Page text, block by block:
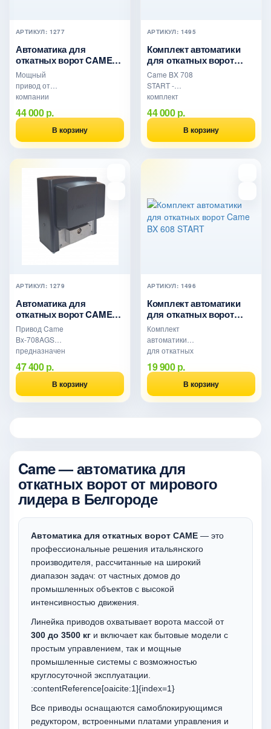
АРТИКУЛ: 1277
Автоматика для
откатных ворот CAME
BX 608AGS
Мощный
привод от
компании
Came для
тяжелых ворот
весом до 800 кг
и шириной
створки 14 м. С
44 000 р.
В корзину
АРТИКУЛ: 1495
Комплект автоматики
для откатных ворот
Came BX708 COMBO
Came BX 708
START -
комплект
автоматики
для откатных
ворот весом до
800 кг и
шириной
44 000 р.
В корзину
АРТИКУЛ: 1279
Автоматика для
откатных ворот CAME
BX 708AGS
Привод Came
Bx-708AGS
предназначен
для
автоматизации
откатных ворот
весом до 800 кг
и шириной
створк..
47 400 р.
В корзину
АРТИКУЛ: 1496
Комплект автоматики
для откатных ворот
Came BX 608 START
Комплект
автоматики
для откатных
ворот Came
BX608 START
рассчитан на
ворота весом
до 800 кг. Также
19 900 р.
В корзину
Came — автоматика для
откатных ворот от мирового
лидера в Белгороде
Автоматика для откатных ворот CAME — это
профессиональные решения итальянского
производителя, рассчитанные на широкий
диапазон задач: от частных домов до
промышленных объектов с высокой
интенсивностью движения.
Линейка приводов охватывает ворота массой от
300 до 3500 кг и включает как бытовые модели с
простым управлением, так и мощные
промышленные системы с возможностью
круглосуточной эксплуатации.
:contentReference[oaicite:1]{index=1}
Все приводы оснащаются самоблокирующимся
редуктором, встроенными платами управления и